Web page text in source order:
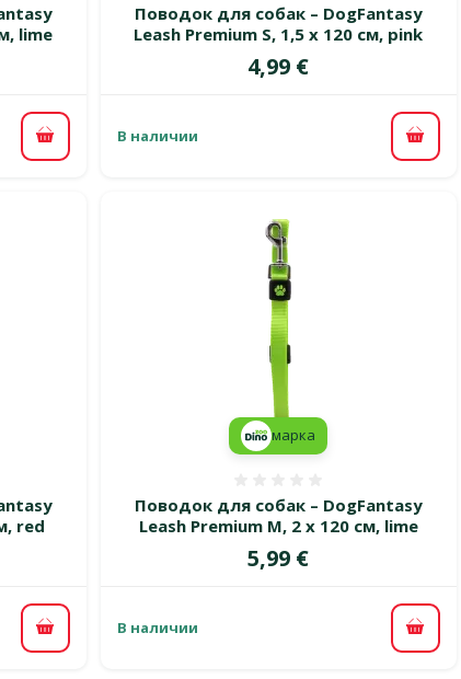
lime
В корзину
Поводок для собак – DogFantasy
Leash Premium S, 1,5 x 120 см, pink
Цена
4,99 €
В наличии В
red
В корзину
Поводок для собак – DogFantasy
Leash Premium M, 2 x 120 см, lime
Цена
5,99 €
марка
В наличии В